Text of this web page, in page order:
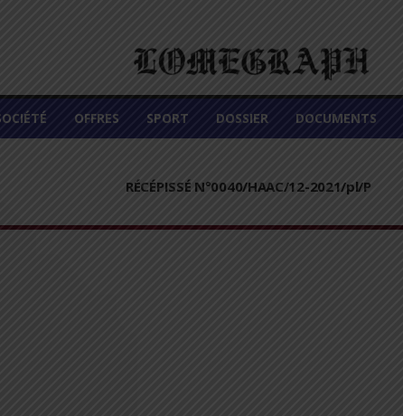
OFFRES SPORT DOSSIER DOCUMENTS
RÉCÉPISSÉ N°0040/HAAC/12-2021/pl/P